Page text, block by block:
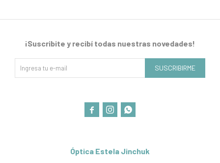
Óptica Estela Jinchuk
¡Suscribite y recibí todas nuestras novedades!
SUSCRIBIRME
  